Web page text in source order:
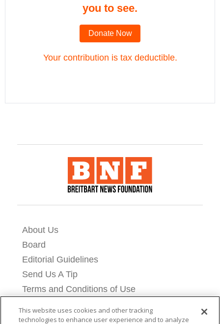
About Us
Board
Editorial Guidelines
Send Us A Tip
Terms and Conditions of Use
Cookie Settings
This website uses cookies and other tracking
technologies to enhance user experience and to analyze